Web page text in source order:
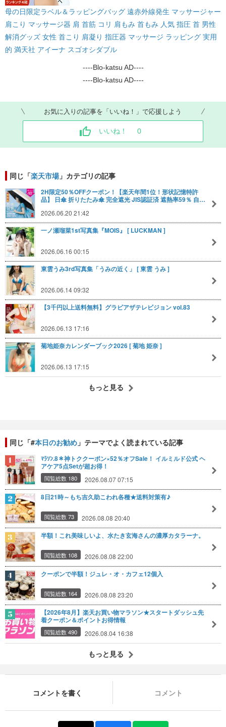
母の日限定ラベル＆ラッピングバッグ 遠赤外線発生 マッサージャー
肩こり マッサージ器 肩 首筋 コリ 肩もみ 首もみ 人気 指圧 首 男性
解消グッズ 女性 首こり 肩凝り 指圧器 マッサージ ラッピング 実用
的 満天社 アイーナ スゴオシダブル
----Blo-katsu AD----
----Blo-katsu AD----
お気に入りの記事を「いいね！」で応援しよう
いいね！ 0
同じ「楽天市場」カテゴリの記事
2H限定50％OFFクーポン！【楽天年間1位！形状記憶特許
品】 日傘 折りたたみ傘 完全遮光 JIS認証済 遮熱率59％ 自…
2026.06.20 21:42
一ノ瀬瑠菜1st写真集『MOIS』 [ LUCKMAN ]
2026.06.16 00:15
東雲うみ3rd写真集「うみの近く」 [ 東雲 うみ ]
2026.06.14 09:32
【3千円以上送料無料】グラビアザテレビジョン vol.83
2026.06.13 17:16
菊地姫奈カレンダーブック2026 [ 菊地 姫奈 ]
2026.06.13 17:15
もっと見る
同じ「#本日のお勧め 」テーマでよく読まれている記事
ﾏﾗｿﾝ.8＊神トククーポン×52％オフSale！ イルミルド公式 ヘ
アケア5点Setが超お得！
閲覧総数 180 2026.08.07 07:15
8日21時～もち吉久助こわれ各種★送料対策有♪
閲覧総数 73 2026.08.08 20:40
半額！これ美味しいよ、水たき玄海さんの濃厚カタラーナ。
閲覧総数 108 2026.08.08 22:00
クーポンで半額！ジュレ・オ・カフェ12個入
閲覧総数 164 2026.08.08 23:20
【2026年8月】楽天お買い物マラソン★スタートダッシュ先
着クーポン＆ポイントお得情報
閲覧総数 490 2026.08.04 16:38
もっと見る
コメントを書く コメント